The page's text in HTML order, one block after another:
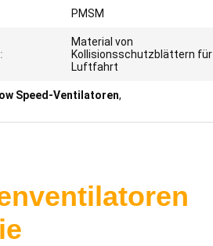
PMSM
Material von
Kollisionsschutzblättern für
Luftfahrt
Speed-Ventilatoren,